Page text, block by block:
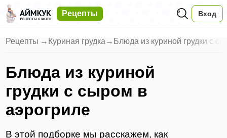
Рецепты Вход
Рецепты → Куриная грудка → Блюда из куриной грудки с
Блюда из куриной
грудки с сыром в
аэрогриле
В этой подборке мы расскажем, как